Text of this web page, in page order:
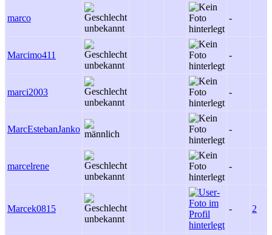
marco -
Marcimo411 -
marci2003 -
MarcEstebanJanko -
marcelrene -
Marcek0815 - 2